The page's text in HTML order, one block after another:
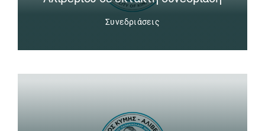
Συνεδριάσεις